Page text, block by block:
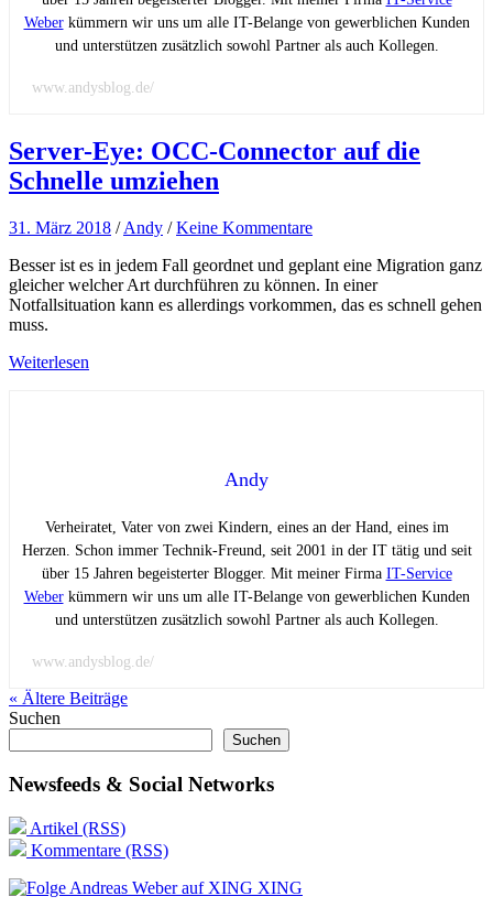
Weberkümmern wir uns um alle IT-Belange von gewerblichen Kunden
und unterstützen zusätzlich sowohl Partner als auch Kollegen.
www.andysblog.de/
Server-Eye: OCC-Connector auf die
Schnelle umziehen
31. März 2018 /Andy /Keine Kommentare
Besser ist es in jedem Fall geordnet und geplant eine Migration ganz
gleicher welcher Art durchführen zu können. In einer
Notfallsituation kann es allerdings vorkommen, das es schnell gehen
muss.
Weiterlesen
Andy
Verheiratet, Vater von zwei Kindern, eines an der Hand, eines im
Herzen. Schon immer Technik-Freund, seit 2001 in der IT tätig und seit
über 15 Jahren begeisterter Blogger. Mit meiner Firma IT-Service
Weberkümmern wir uns um alle IT-Belange von gewerblichen Kunden
und unterstützen zusätzlich sowohl Partner als auch Kollegen.
www.andysblog.de/
« Ältere Beiträge
Suchen
Suchen
Newsfeeds & Social Networks
Artikel (RSS)
Kommentare (RSS)
XING